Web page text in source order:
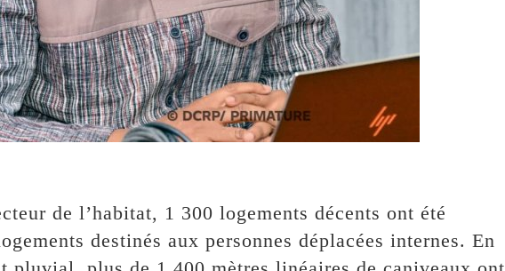
de l’habitat, 1 300 logements décents ont été
destinés aux personnes déplacées internes. En